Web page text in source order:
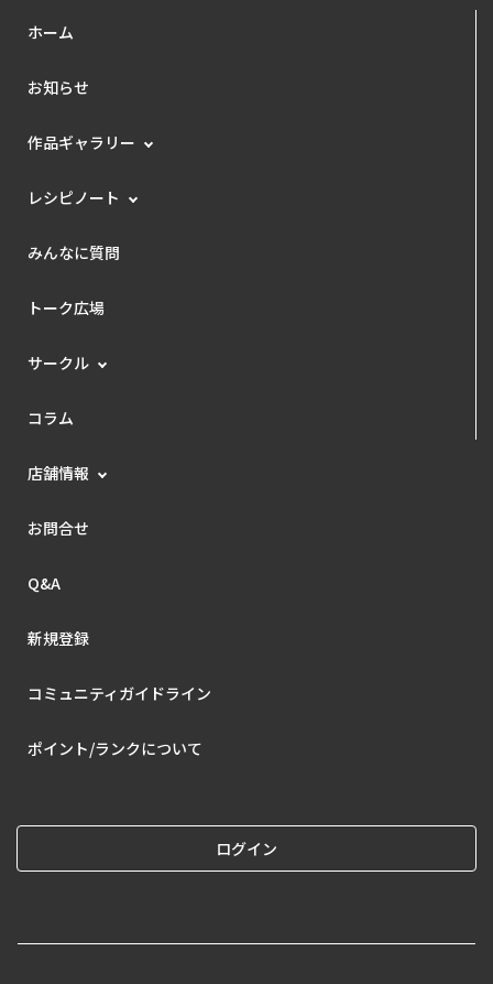
ホーム
お知らせ
作品ギャラリー
レシピノート
みんなに質問
トーク広場
サークル
コラム
店舗情報
お問合せ
Q&A
新規登録
コミュニティガイドライン
ポイント/ランクについて
ログイン